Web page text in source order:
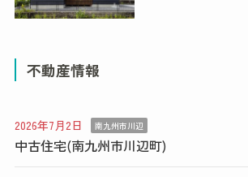
不動産情報
2026年7月2日 南九州市川辺
中古住宅(南九州市川辺町)